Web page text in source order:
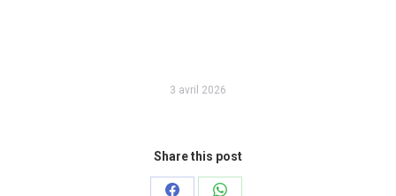
3 avril 2026
Share this post